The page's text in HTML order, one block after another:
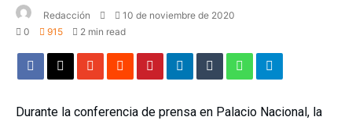
Redacción
10 de noviembre de 2020
0
915 2 min read
Durante la conferencia de prensa en Palacio Nacional, la